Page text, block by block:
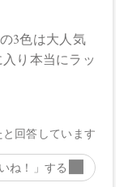
ます。予めご了
なります。
、写真と異なる場